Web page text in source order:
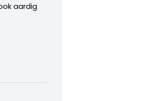
aardig